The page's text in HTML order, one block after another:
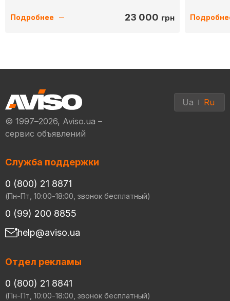
Подробнее 23 000 грн
© 1997–2026, Aviso.ua –
сервис объявлений
Ua Ru
Служба поддержки
0 (800) 21 8871
(Пн-Пт, 10:00-18:00, звонок бесплатный)
0 (99) 200 8855
help@aviso.ua
Отдел рекламы
0 (800) 21 8841
(Пн-Пт, 10:00-18:00, звонок бесплатный)